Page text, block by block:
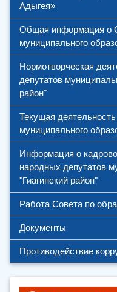
Адыгея»
Общая информация о
муниципального
Нормотворческая
депутатов
район"
Текущая
муниципального
Информация о
народных депутатов
"Гиагинский район"
Работа Совета по
Документы
Противодействие